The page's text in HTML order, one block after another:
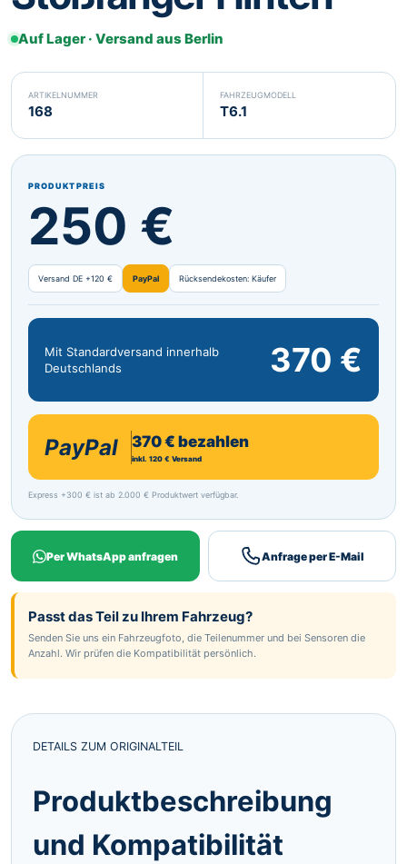
Gaeilge
Auf Lager · Versand aus Berlin
ARTIKELNUMMER
168
FAHRZEUGMODELL
T6.1
PRODUKTPREIS
250 €
Versand DE +120 € PayPal Rücksendekosten: Käufer
Mit Standardversand innerhalb
Deutschlands
370 €
PayPal 370 € bezahlen
inkl. 120 € Versand
Express +300 € ist ab 2.000 € Produktwert verfügbar.
Per WhatsApp anfragen Anfrage per E-Mail
Passt das Teil zu Ihrem Fahrzeug?
Senden Sie uns ein Fahrzeugfoto, die Teilenummer und bei Sensoren die
Anzahl. Wir prüfen die Kompatibilität persönlich.
DETAILS ZUM ORIGINALTEIL
Produktbeschreibung
und Kompatibilität